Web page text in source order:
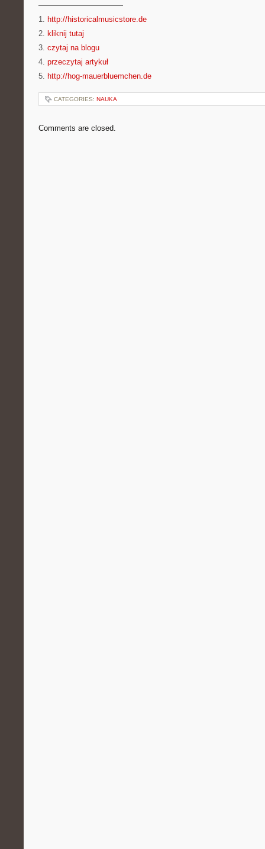
———————————
1. http://historicalmusicstore.de
2. kliknij tutaj
3. czytaj na blogu
4. przeczytaj artykuł
5. http://hog-mauerbluemchen.de
CATEGORIES: NAUKA
Comments are closed.